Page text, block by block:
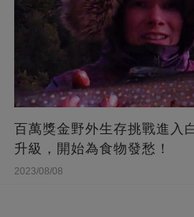
百萬獎金野外生存挑戰進入
升級，開始為食物發愁！
2023/08/08